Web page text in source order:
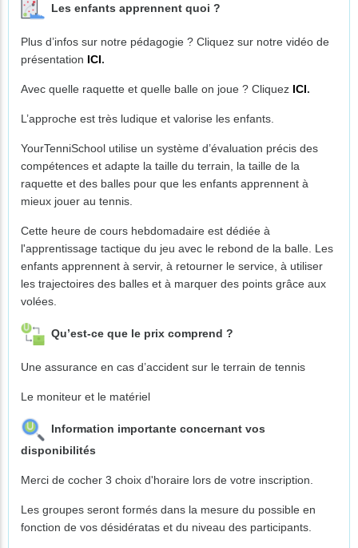
Les enfants apprennent quoi ?
Plus d’infos sur notre pédagogie ? Cliquez sur notre vidéo de
présentation ICI.
Avec quelle raquette et quelle balle on joue ? Cliquez ICI.
L’approche est très ludique et valorise les enfants.
YourTenniSchool utilise un système d’évaluation précis des
compétences et adapte la taille du terrain, la taille de la
raquette et des balles pour que les enfants apprennent à
mieux jouer au tennis.
Cette heure de cours hebdomadaire est dédiée à
l'apprentissage tactique du jeu avec le rebond de la balle. Les
enfants apprennent à servir, à retourner le service, à utiliser
les trajectoires des balles et à marquer des points grâce aux
volées.
Qu’est-ce que le prix comprend ?
Une assurance en cas d’accident sur le terrain de tennis
Le moniteur et le matériel
Information importante concernant vos
disponibilités
Merci de cocher 3 choix d'horaire lors de votre inscription.
Les groupes seront formés dans la mesure du possible en
fonction de vos désidératas et du niveau des participants.